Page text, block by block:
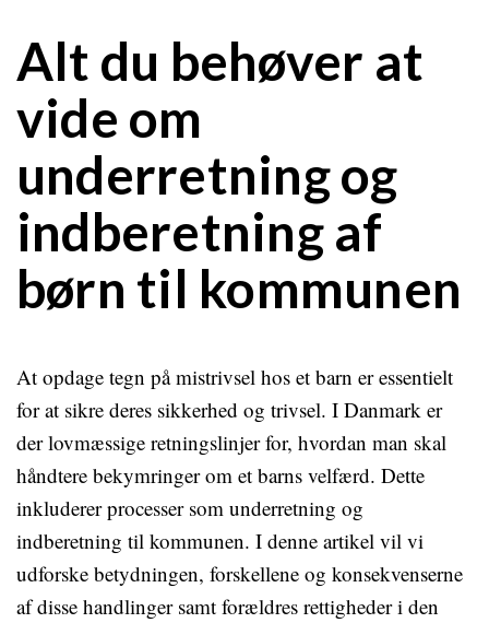
Alt du behøver at
vide om
underretning og
indberetning af
børn til kommunen
At opdage tegn på mistrivsel hos et barn er essentielt
for at sikre deres sikkerhed og trivsel. I Danmark er
der lovmæssige retningslinjer for, hvordan man skal
håndtere bekymringer om et barns velfærd. Dette
inkluderer processer som underretning og
indberetning til kommunen. I denne artikel vil vi
udforske betydningen, forskellene og konsekvenserne
af disse handlinger samt forældres rettigheder i den